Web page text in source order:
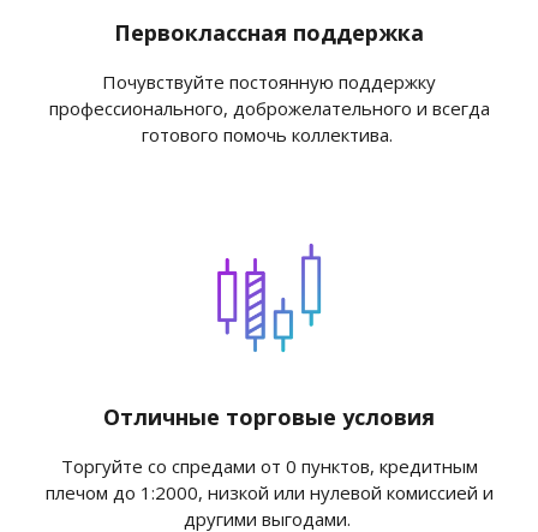
Первоклассная поддержка
Почувствуйте постоянную поддержку
профессионального, доброжелательного и всегда
готового помочь коллектива.
Отличные торговые условия
Торгуйте со спредами от 0 пунктов, кредитным
плечом до 1:2000, низкой или нулевой комиссией и
другими выгодами.